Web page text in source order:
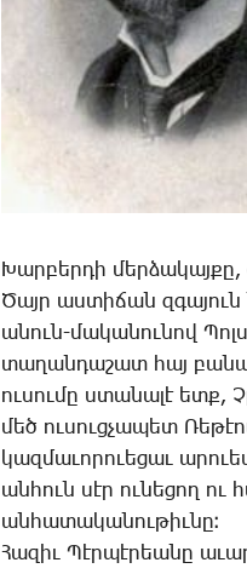
­Խար­բեր­դի մեր­ձա­կայ­քը,
­Ծայր աս­տի­ճան
ա­նուն-մա­կա­նու­նով
տա­ղան­դա­շատ հայ
ու­սու­մը ստա­նա­լէ ետք,
մեծ ու­սուց­չա­պետ
կազ­մա­ւո­րո­ւե­ցաւ
ան­հուն սէր ու­նե­ցող
ան­հա­տա­կա­նու­թիւ­նը։
­Հա­զիւ ­Պէր­պէ­րեա­նը